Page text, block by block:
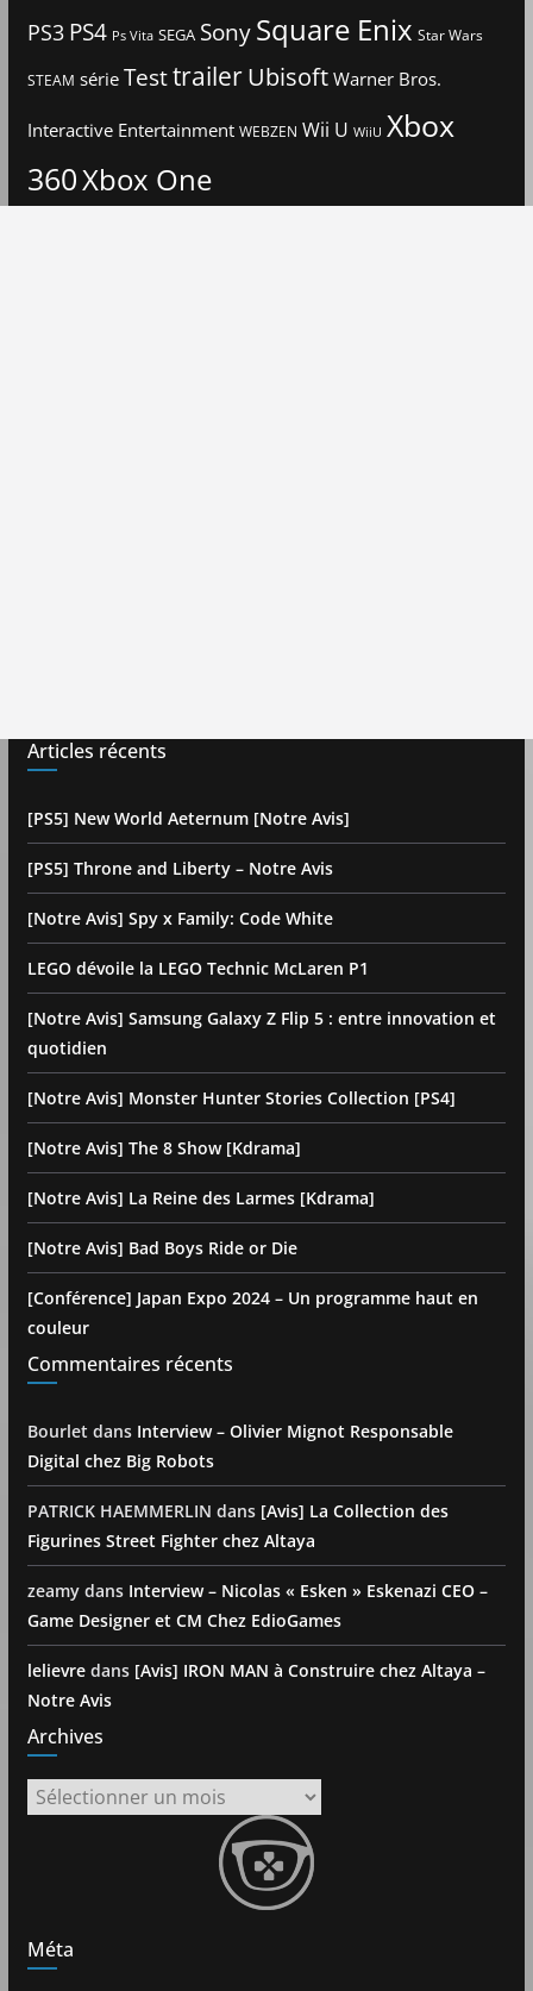
PS3 PS4 Ps Vita SEGA Sony Square Enix Star Wars
STEAM série TesttrailerUbisoftWarner Bros.
Interactive Entertainment WEBZEN Wii U WiiU Xbox
360Xbox One
Articles récents
[PS5] New World Aeternum [Notre Avis]
[PS5] Throne and Liberty – Notre Avis
[Notre Avis] Spy x Family: Code White
LEGO dévoile la LEGO Technic McLaren P1
[Notre Avis] Samsung Galaxy Z Flip 5 : entre innovation et
quotidien
[Notre Avis] Monster Hunter Stories Collection [PS4]
[Notre Avis] The 8 Show [Kdrama]
[Notre Avis] La Reine des Larmes [Kdrama]
[Notre Avis] Bad Boys Ride or Die
[Conférence] Japan Expo 2024 – Un programme haut en
couleur
Commentaires récents
Bourlet dans Interview – Olivier Mignot Responsable
Digital chez Big Robots
PATRICK HAEMMERLIN dans [Avis] La Collection des
Figurines Street Fighter chez Altaya
zeamydans Interview – Nicolas « Esken » Eskenazi CEO –
Game Designer et CM Chez EdioGames
lelievredans [Avis] IRON MAN à Construire chez Altaya –
Notre Avis
Archives
Archives
Méta